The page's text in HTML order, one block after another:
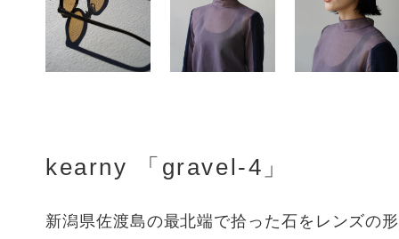
kearny 「gravel-4」
新潟県佐渡島の最北端で拾った石をレンズの